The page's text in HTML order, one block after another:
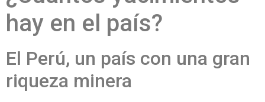
hay en el país?
El Perú, un país con una gran
riqueza minera